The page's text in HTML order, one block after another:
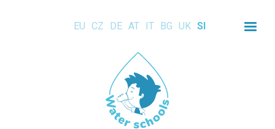
EU CZ DE AT IT BG UK SI